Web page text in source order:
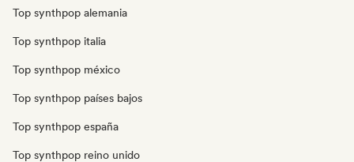
Top synthpop alemania
Top synthpop italia
Top synthpop méxico
Top synthpop países bajos
Top synthpop españa
Top synthpop reino unido